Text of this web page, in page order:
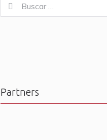
for:
Buscar
Partners